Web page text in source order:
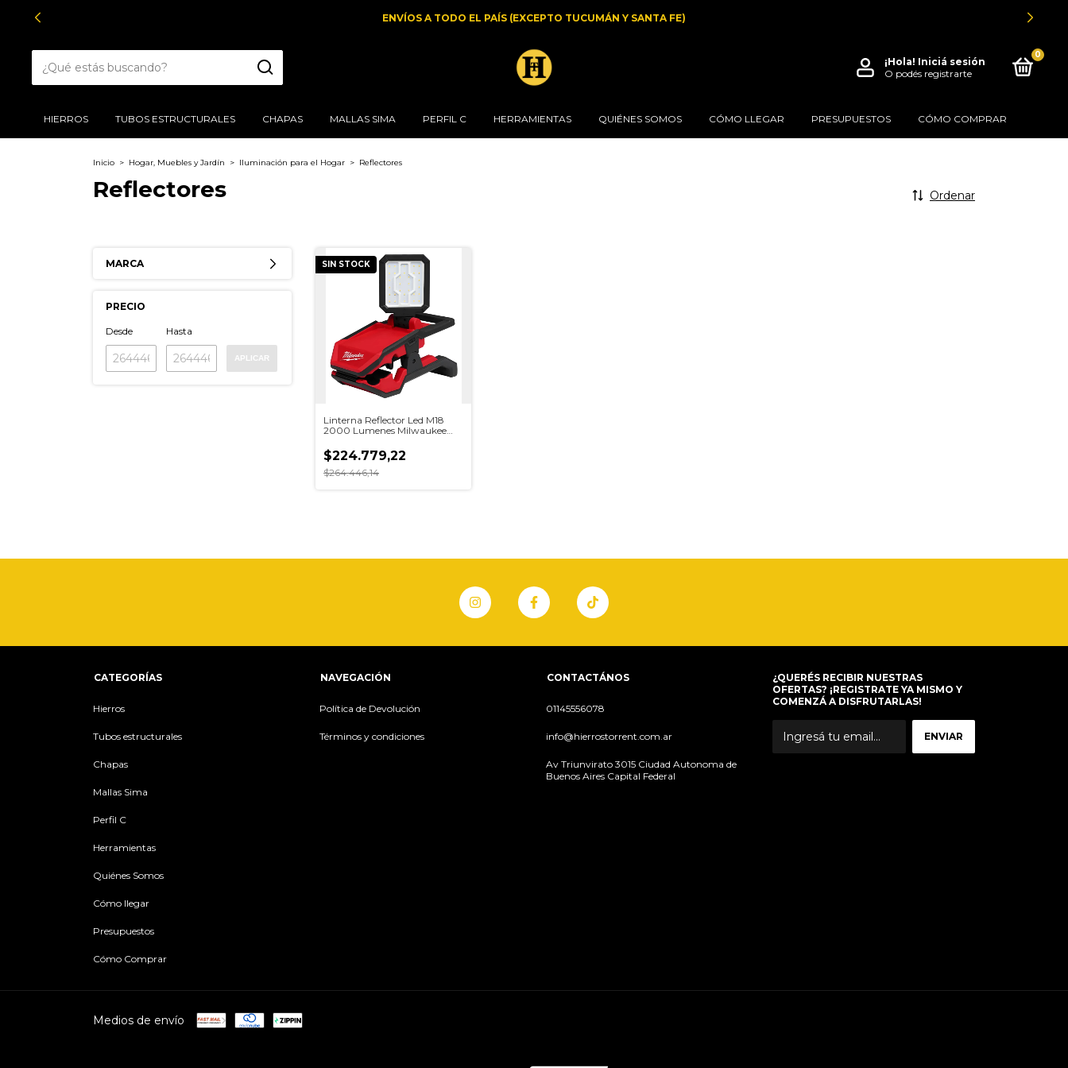
ENVÍOS A TODO EL PAÍS (EXCEPTO TUCUMÁN Y SANTA FE)
¡Hola! Iniciá sesión
O podés registrarte
0
HIERROS TUBOS ESTRUCTURALES CHAPAS MALLAS SIMA PERFIL C HERRAMIENTAS QUIÉNES SOMOS CÓMO LLEGAR PRESUPUESTOS CÓMO COMPRAR
Inicio > Hogar, Muebles y Jardín > Iluminación para el Hogar > Reflectores
Reflectores Ordenar
MARCA
PRECIO
Desde Hasta
APLICAR
SIN STOCK
Linterna Reflector Led M18
2000 Lumenes Milwaukee
$224.779,22
$264.446,14
CATEGORÍAS
Hierros
Tubos estructurales
Chapas
Mallas Sima
Perfil C
Herramientas
Quiénes Somos
Cómo llegar
Presupuestos
Cómo Comprar
NAVEGACIÓN
Política de Devolución
Términos y condiciones
CONTACTÁNOS
01145556078
info@hierrostorrent.com.ar
Av Triunvirato 3015 Ciudad Autonoma de
Buenos Aires Capital Federal
¿QUERÉS RECIBIR NUESTRAS
OFERTAS? ¡REGISTRATE YA MISMO Y
COMENZÁ A DISFRUTARLAS!
Medios de envío